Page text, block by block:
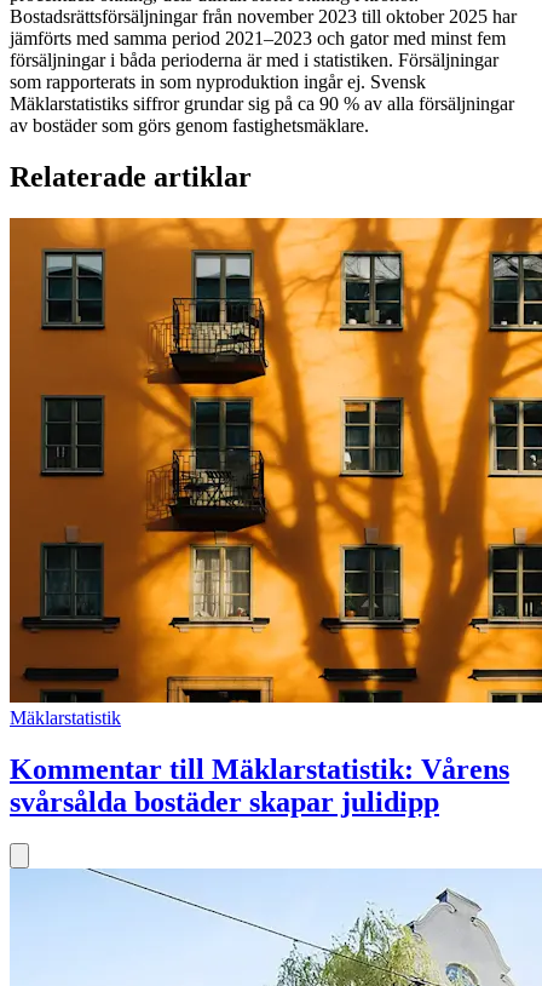
Bostadsrättsförsäljningar från november 2023 till oktober 2025 har
jämförts med samma period 2021–2023 och gator med minst fem
försäljningar i båda perioderna är med i statistiken. Försäljningar
som rapporterats in som nyproduktion ingår ej. Svensk
Mäklarstatistiks siffror grundar sig på ca 90 % av alla försäljningar
av bostäder som görs genom fastighetsmäklare.
Relaterade artiklar
Mäklarstatistik
Kommentar till Mäklarstatistik: Vårens
svårsålda bostäder skapar julidipp